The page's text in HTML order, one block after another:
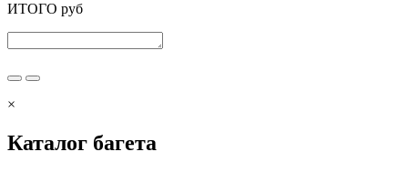
ИТОГО руб
×
Каталог багета